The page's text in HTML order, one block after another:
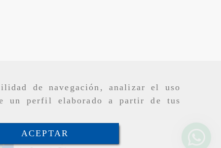
de navegación, analizar el uso
un perfil elaborado a partir de tus
ACEPTAR